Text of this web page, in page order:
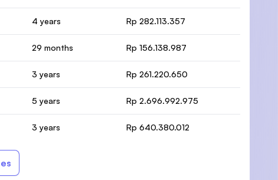
4 years Rp 282.113.357
29 months Rp 156.138.987
3 years Rp 261.220.650
5 years Rp 2.696.992.975
3 years Rp 640.380.012